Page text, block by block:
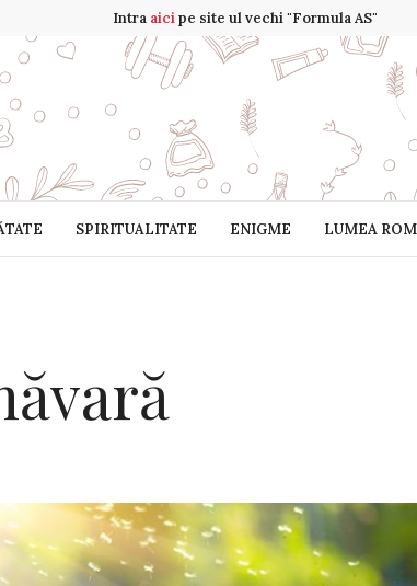
Intra aicipe site ul vechi "Formula AS"
SPIRITUALITATE ENIGME LUMEA